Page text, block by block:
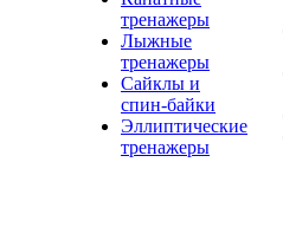
тренажеры
Лыжные
тренажеры
Сайклы и
спин-байки
Эллиптические
тренажеры